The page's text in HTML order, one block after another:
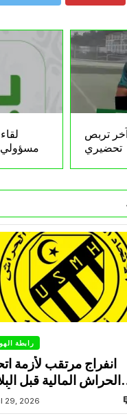
ومسؤولي
تربص
تحضيري
رابطة
انفراج مرتقب لأزمة
الحراش المالية قبل
29, 2026